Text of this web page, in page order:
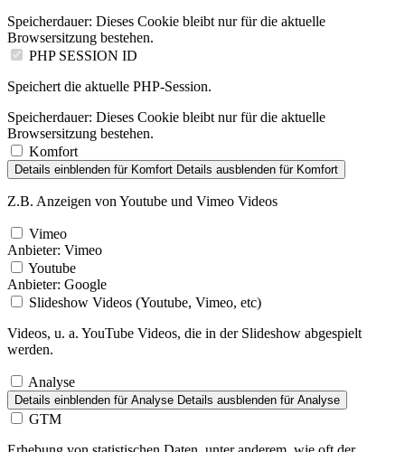
Speicherdauer: Dieses Cookie bleibt nur für die aktuelle
Browsersitzung bestehen.
PHP SESSION ID
Speichert die aktuelle PHP-Session.
Speicherdauer: Dieses Cookie bleibt nur für die aktuelle
Browsersitzung bestehen.
Komfort
Details einblenden für Komfort Details ausblenden für Komfort
Z.B. Anzeigen von Youtube und Vimeo Videos
Vimeo
Anbieter: Vimeo
Youtube
Anbieter: Google
Slideshow Videos (Youtube, Vimeo, etc)
Videos, u. a. YouTube Videos, die in der Slideshow abgespielt
werden.
Analyse
Details einblenden für Analyse Details ausblenden für Analyse
GTM